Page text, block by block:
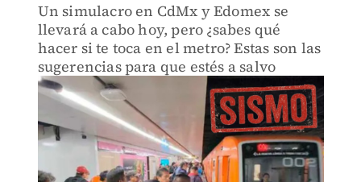
Un simulacro en CdMx y Edomex se
llevará a cabo hoy, pero ¿sabes qué
hacer si te toca en el metro? Estas son las
sugerencias para que estés a salvo